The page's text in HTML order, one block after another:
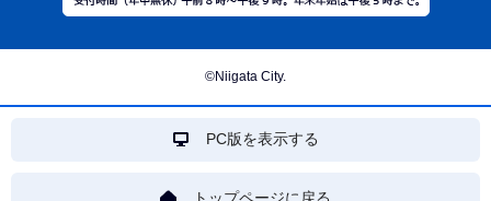
©Niigata City.
PC版を表示する